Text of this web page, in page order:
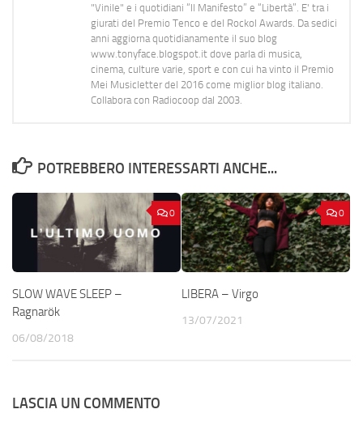
"Vinile" e i quotidiani “Il Manifesto” e “Libertà”. E' tra i
giurati del Premio Tenco e del Rockol Awards. Da sedici
anni aggiorna quotidianamente il suo blog
www.tonyface.blogspot.it dove parla di musica,
cinema, culture varie, sport e con cui ha vinto il Premio
Mei Musicletter del 2016 come miglior blog italiano.
Collabora con Radiocoop dal 2003.
POTREBBERO INTERESSARTI ANCHE...
0
SLOW WAVE SLEEP –
Ragnarök
06/08/2018
0
LIBERA – Virgo
13/07/2021
LASCIA UN COMMENTO